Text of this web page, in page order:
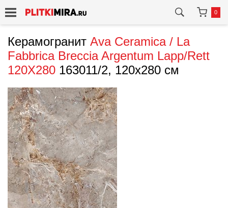
0
Керамогранит Ava Ceramica / La
Fabbrica Breccia Argentum Lapp/Rett
120X280 163011/2, 120x280 см